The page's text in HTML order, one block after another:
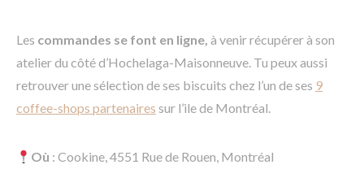
Les commandes se font en ligne, à venir récupérer à son
atelier du côté d’Hochelaga-Maisonneuve. Tu peux aussi
retrouver une sélection de ses biscuits chez l’un de ses 9
coffee-shops partenaires sur l’ile de Montréal.
Où : Cookine, 4551 Rue de Rouen, Montréal